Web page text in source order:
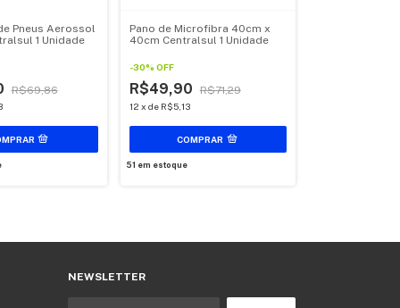
Pneus Aerossol
1 Unidade
R$69,86
Pano de Microfibra 40cm x
40cm Centralsul 1 Unidade
-30% OFF
R$49,90 R$71,29
12 x de R$5,13
51 em estoque
NEWSLETTER